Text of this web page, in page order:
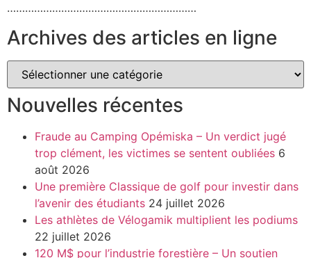
………………………………………………………
Archives des articles en ligne
Nouvelles récentes
Fraude au Camping Opémiska – Un verdict jugé
trop clément, les victimes se sentent oubliées 6
août 2026
Une première Classique de golf pour investir dans
l’avenir des étudiants 24 juillet 2026
Les athlètes de Vélogamik multiplient les podiums
22 juillet 2026
120 M$ pour l’industrie forestière – Un soutien